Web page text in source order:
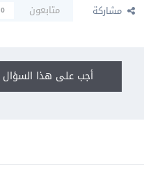
مشاركة متابعون 0
أجب على هذا السؤال